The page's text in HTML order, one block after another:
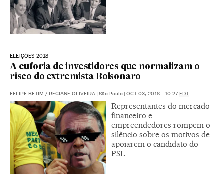
ELEIÇÕES 2018
A euforia de investidores que normalizam o
risco do extremista Bolsonaro
FELIPE BETIM / REGIANE OLIVEIRA | São Paulo | OCT 03, 2018 - 10:27EDT
Representantes do mercado
financeiro e
empreendedores rompem o
silêncio sobre os motivos de
apoiarem o candidato do
PSL